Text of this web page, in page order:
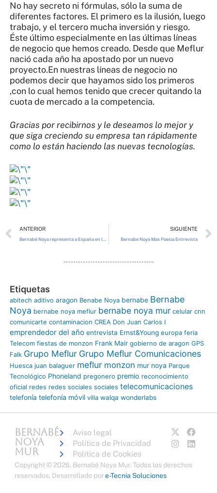
No hay secreto ni fórmulas, sólo la suma de
diferentes factores. El primero es la ilusión, luego
trabajo, y el tercero mucha inversión y riesgo.
Éste último especialmente en las últimas líneas
de negocio que hemos creado. Desde que Meflur
nació cada año ha apostado por un nuevo
proyecto.En nuestras líneas de negocio no
podemos decir que hayamos sido los primeros
,con lo cual hemos tenido que crecer quitando la
cuota de mercado a la competencia.
Gracias por recibirnos y le deseamos lo mejor y
que siga creciendo su empresa tan rápidamente
como lo están haciendo las nuevas tecnologías.
Ant
ANTERIOR SIGUIENTE
Bernabe Noya Mas Poesia Entrevista
Etiquetas
abitech aditivo aragon Benabe Noya bernabe Bernabe
Noya bernabe noya meflur bernabe noya mur celular cnn
comunicarte contaminacion CREA Don Juan Carlos I
emprendedor del año entrevista Ernst&Young europa feria
Telecom fiestas de monzon Frank Mair gobierno de aragon GPS
Falk Grupo Meflur Grupo Meflur Comunicaciones
Huesca juan balaguer meflur monzon mur noya Parque
Tecnológico Phoneland pregonero premio reconocimiento
oficial redes redes sociales sociales telecomunicaciones
telefonía telefonía móvil villa walqa wonderlabs
Bernabé
Noya
Mur
Aviso legal
Política de Privacidad
Política de Cookies
X
-
t
i
F
a
c
b
I
n
s
a
L
i
n
e
Copyright © 2026. Bernabé Noya Mur. Todos los derechos
reservados. Desarrollado pore-Tecnia Soluciones